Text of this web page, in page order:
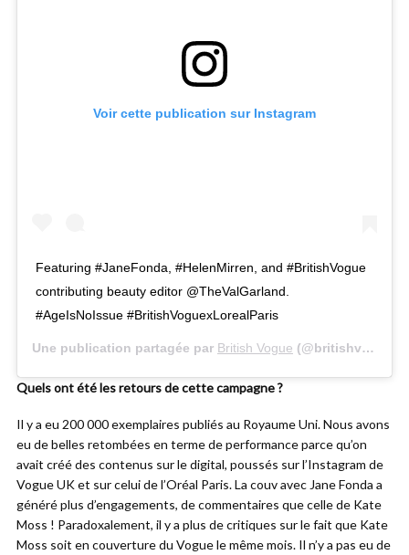
Voir cette publication sur Instagram
Featuring #JaneFonda, #HelenMirren, and #BritishVogue
contributing beauty editor @TheValGarland.
#AgeIsNoIssue #BritishVoguexLorealParis
Une publication partagée par British Vogue (@britishvogue) le
Quels ont été les retours de cette campagne ?
Il y a eu 200 000 exemplaires publiés au Royaume Uni. Nous avons
eu de belles retombées en terme de performance parce qu’on
avait créé des contenus sur le digital, poussés sur l’Instagram de
Vogue UK et sur celui de l’Oréal Paris. La couv avec Jane Fonda a
généré plus d’engagements, de commentaires que celle de Kate
Moss ! Paradoxalement, il y a plus de critiques sur le fait que Kate
Moss soit en couverture du Vogue le même mois. Il n’y a pas eu de